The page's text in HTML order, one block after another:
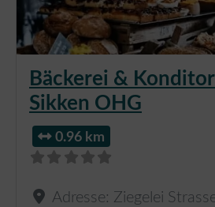
Bäckerei &
Sikken OHG
0.96 km
Adresse: Ziegelei